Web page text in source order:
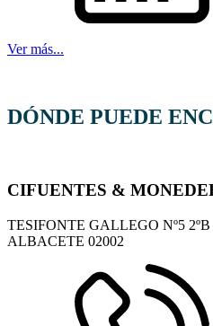
Ver más...
DÓNDE PUEDE
CIFUENTES &
TESIFONTE GALLEGO Nº5 2ºB
ALBACETE 02002